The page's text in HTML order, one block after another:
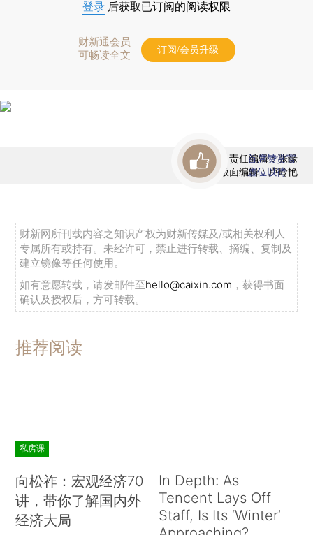
登录 后获取已订阅的阅读权限
财新通会员
可畅读全文
订阅/会员升级
责任编辑：张缘
版面编辑：卢玲艳
首席赞赏官
虚位以待
财新网所刊载内容之知识产权为财新传媒及/或相关权利人
专属所有或持有。未经许可，禁止进行转载、摘编、复制及
建立镜像等任何使用。
如有意愿转载，请发邮件至hello@caixin.com ，获得书面
确认及授权后，方可转载。
推荐阅读
私房课
向松祚：宏观经济70
讲，带你了解国内外
经济大局
In Depth: As
Tencent Lays Off
Staff, Is Its ‘Winter’